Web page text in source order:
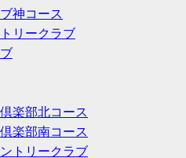
神コース
リークラブ
楽部北コース
楽部南コース
トリークラブ